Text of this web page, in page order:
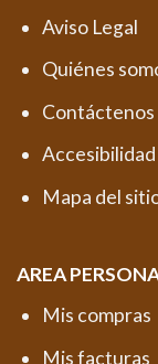
Aviso Legal
Quiénes
Contáctenos
Accesibilidad
Mapa del
AREA
Mis compras
Mis facturas